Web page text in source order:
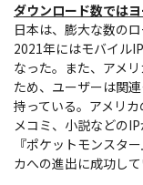
ダウンロード数では
日本は、膨大な数の
2021年にはモバイル
なった。また、アメ
ため、ユーザーは関
持っている。アメリ
メコミ、小説などの
『ポケットモンスタ
カへの進出に成功して